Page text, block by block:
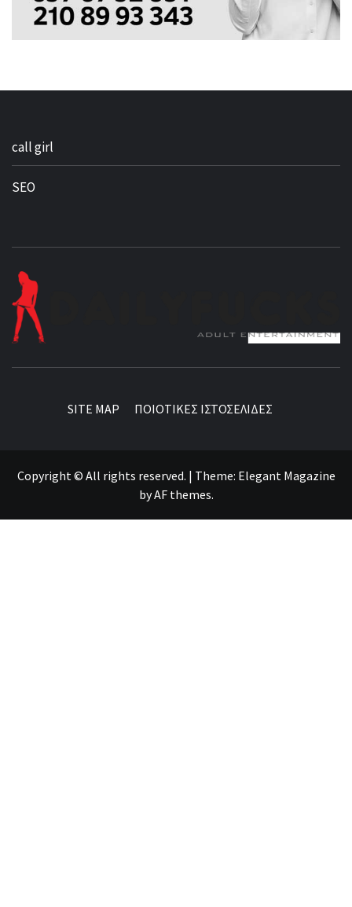
call girl
SEO
SITE MAP ΠΟΙΟΤΙΚΕΣ ΙΣΤΟΣΕΛΙΔΕΣ
Copyright © All rights reserved. | Theme: Elegant Magazine
byAF themes.